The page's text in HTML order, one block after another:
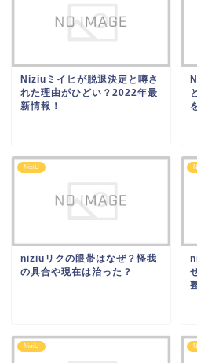
Niziuミイヒが脱退決定と噂さ
れた理由がひどい？2022年最
新情報！
NiziU
niziuリクの眼帯はなぜ？怪我
の具合や現在は治った？
NiziU